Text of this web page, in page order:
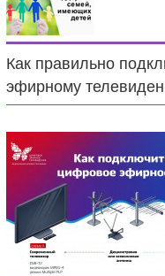
Как правильно
эфирному